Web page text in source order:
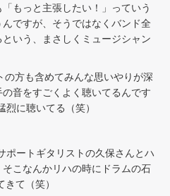
もっと主張したい！」っていう
ですが、そうではなくバンド全
いう、まさしくミュージシャン
の方も含めてみんな思いやりが深
音をすごくよく聴いてるんです
に聴いてる（笑）
ポートギタリストの久保さんとハ
こなんかリハの時にドラムの石
て（笑）